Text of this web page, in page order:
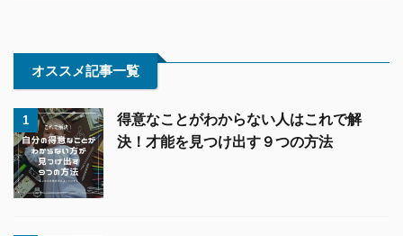
オススメ記事一覧
1
得意なことがわからない人はこれで解
決！才能を見つけ出す９つの方法